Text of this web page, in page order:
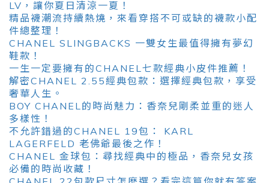
LV，讓你夏日清涼一夏！
精品襪潮流持續熱燒，來看穿搭不可或缺的襪款小配
件總整理！
CHANEL SLINGBACKS 一雙女生最值得擁有夢幻
鞋款！
一生一定要擁有的CHANEL七款經典小皮件推薦！
解密CHANEL 2.55經典包款：選擇經典包款，享受
奢華人生。
BOY CHANEL的時尚魅力：香奈兒剛柔並重的迷人
多樣性！
不允許錯過的CHANEL 19包： KARL
LAGERFELD 老佛爺最後之作！
CHANEL 金球包：尋找經典中的極品，香奈兒女孩
必備的時尚收藏！